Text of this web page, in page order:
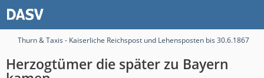
Thurn & Taxis - Kaiserliche Reichspost und Lehensposten bis 30.6.1867
Herzogtümer die später zu Bayern